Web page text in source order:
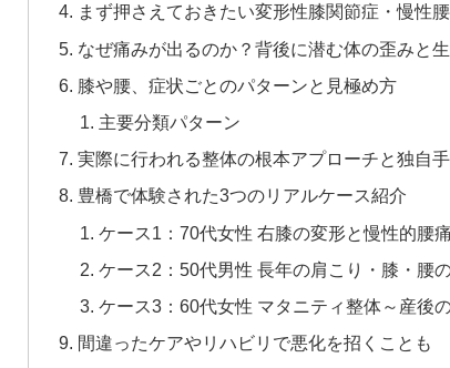
まず押さえておきたい変形性膝関節症・慢性
なぜ痛みが出るのか？背後に潜む体の歪みと
膝や腰、症状ごとのパターンと見極め方
主要分類パターン
実際に行われる整体の根本アプローチと独自
豊橋で体験された3つのリアルケース紹介
ケース1：70代女性 右膝の変形と慢性的腰痛
ケース2：50代男性 長年の肩こり・膝・腰
ケース3：60代女性 マタニティ整体～産後
間違ったケアやリハビリで悪化を招くことも